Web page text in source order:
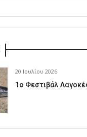
20 Ιουλίου 2026
1o Φεστιβάλ